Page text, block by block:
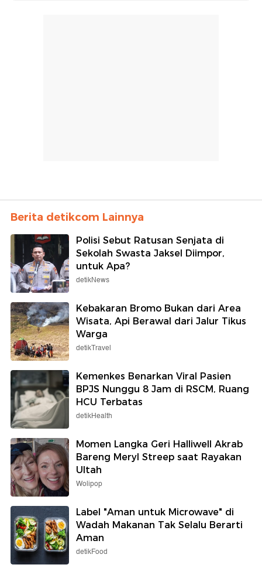
Berita detikcom Lainnya
Polisi Sebut Ratusan Senjata di
Sekolah Swasta Jaksel Diimpor,
untuk Apa?
detikNews
Kebakaran Bromo Bukan dari Area
Wisata, Api Berawal dari Jalur Tikus
Warga
detikTravel
Kemenkes Benarkan Viral Pasien
BPJS Nunggu 8 Jam di RSCM, Ruang
HCU Terbatas
detikHealth
Momen Langka Geri Halliwell Akrab
Bareng Meryl Streep saat Rayakan
Ultah
Wolipop
Label "Aman untuk Microwave" di
Wadah Makanan Tak Selalu Berarti
Aman
detikFood